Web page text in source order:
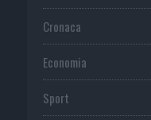
Cronaca
Economia
Sport